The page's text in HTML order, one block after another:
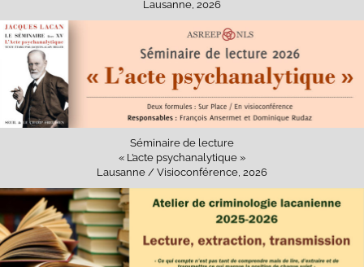
Lausanne, 2026
Séminaire de lecture
« L’acte psychanalytique »
Lausanne / Visioconférence, 2026